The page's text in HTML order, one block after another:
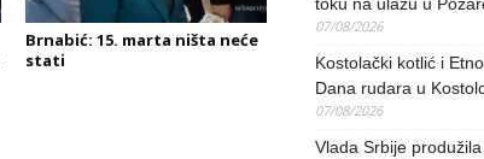
Brnabić: 15. marta ništa neće
stati
07/08/2026
Kostolački kotlić i
Dana rudara u
07/08/2026
Vlada Srbije